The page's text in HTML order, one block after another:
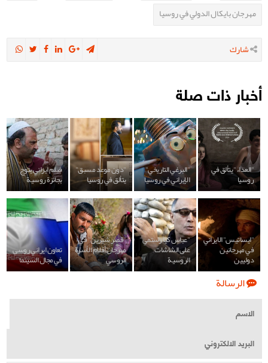
مهرجان بايكال الدولي في روسيا
شارك
أخبار ذات صلة
"العداء" يتألق في
روسيا
"البرغي التاريخي"
الإيراني في روسيا
"دون موعد مسبق"
يتألق في روسيا
فيلم ايراني يتوج
بجائزة روسية
"ايساتيس" الايراني
في مهرجانين
دوليين
"عباس كيا رستمي"
على الشاشات
الروسية
"قصر شيرين" في
مهرجان أفلام الأسرة
الروسي
تعاون ايراني روسي
في مجال السينما
الرسالة